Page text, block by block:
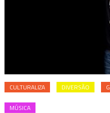
CULTURALIZA DIVERSÃO
MÚSICA